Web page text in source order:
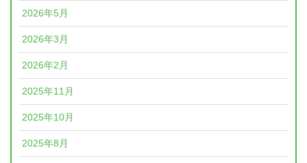
2026年5月
2026年3月
2026年2月
2025年11月
2025年10月
2025年8月